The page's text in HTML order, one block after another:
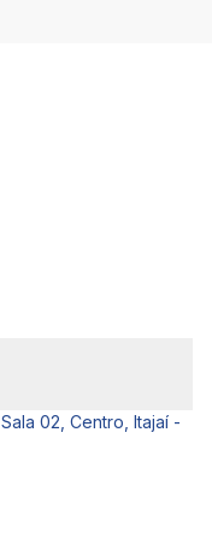
02, Centro, Itajaí -